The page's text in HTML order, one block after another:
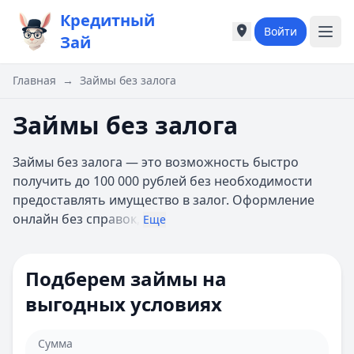
Кредитный
Зай
Города России
Казань
Астрахань
Б
Барнаул
Города России
Казань
Астрахань
Б
Барнаул
Войти
Главная → Займы без залога
Займы без залога
Займы без залога — это возможность быстро
получить до 100 000 рублей без необходимости
предоставлять имущество в залог. Оформление
онлайн без справок, Еще
Подберем займы на
выгодных условиях
Сумма